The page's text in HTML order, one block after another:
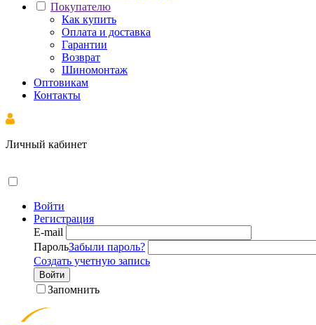
Покупателю
Как купить
Оплата и доставка
Гарантии
Возврат
Шиномонтаж
Оптовикам
Контакты
Личный кабинет
Войти
Регистрация
E-mail
ПарольЗабыли пароль?
Создать учетную запись
Войти
Запомнить